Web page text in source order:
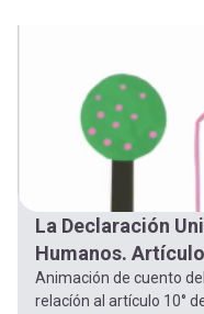
La Declaración
Humanos. Artículo
Animación de cuento
relacíón al artículo 10°